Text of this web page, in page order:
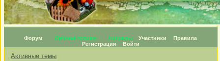
Форум Личные топики Награды Участники
Правила
Регистрация
Войти
Активные темы